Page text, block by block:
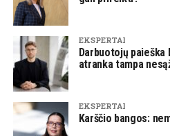
EKSPERTAI
Darbuotojų
atranka tampa
EKSPERTAI
Karščio bangos: